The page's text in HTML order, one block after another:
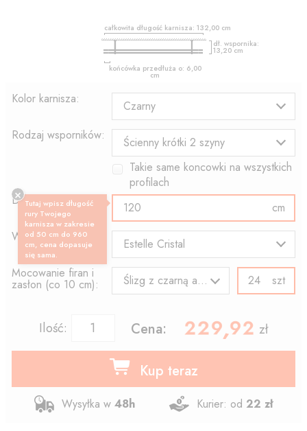
całkowita długość karnisza: 132,00cm
dł. wspornika:
13,20cm
końcówka przedłuża o: 6,00
cm
Kolor karnisza:
Czarny
Rodzaj wsporników:
Ścienny krótki 2 szyny
Takie same koncowki na wszystkich
profilach
Długość profilu:
cm
Wzór końcówki:
Estelle Cristal
Mocowanie firan i
zasłon (co 10 cm): Ślizg z czarną agrafką szt
Ilość: Cena: , zł
Kup teraz
Wysyłka w 48h Kurier: od 22 zł
Tutaj wpisz długość
rury Twojego
karnisza w zakresie
od 50 cm do 960
cm, cena dopasuje
się sama.